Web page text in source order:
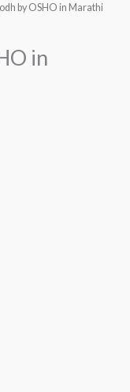
by OSHO in Marathi
in